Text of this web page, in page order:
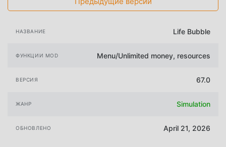
НАЗВАНИЕ Life Bubble
ФУНКЦИИ MOD Menu/Unlimited money, resources
ВЕРСИЯ 67.0
ЖАНР Simulation
ОБНОВЛЕНО April 21, 2026